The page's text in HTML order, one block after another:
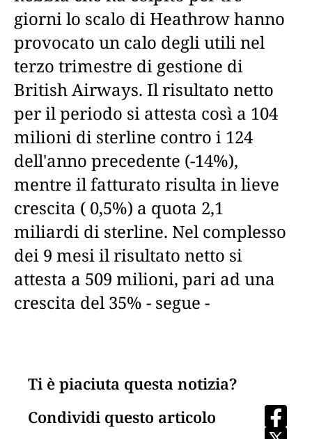
giorni lo scalo di Heathrow hanno
provocato un calo degli utili nel
terzo trimestre di gestione di
British Airways. Il risultato netto
per il periodo si attesta così a 104
milioni di sterline contro i 124
dell'anno precedente (-14%),
mentre il fatturato risulta in lieve
crescita ( 0,5%) a quota 2,1
miliardi di sterline. Nel complesso
dei 9 mesi il risultato netto si
attesta a 509 milioni, pari ad una
crescita del 35% - segue -
Ti è piaciuta questa notizia?
Condividi questo articolo